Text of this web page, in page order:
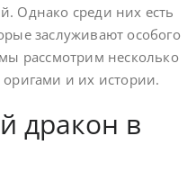
Однако среди них есть
заслуживают особого
рассмотрим несколько
и их истории.
дракон в